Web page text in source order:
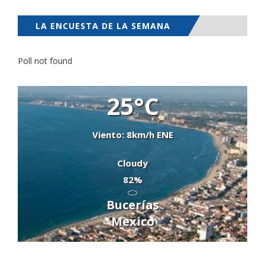
LA ENCUESTA DE LA SEMANA
Poll not found
25°C
Viento: 8km/h ENE
Cloudy
82%
Bucerías
Mexico